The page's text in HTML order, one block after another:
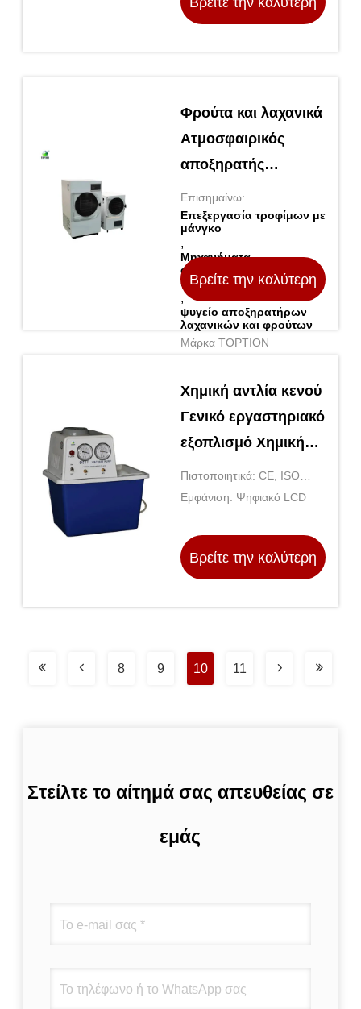
Φρούτα και λαχανικά
Ατμοσφαιρικός
αποξηρατής
κατάψυξης
Μηχανήματα
μάνγκο
Επισημαίνω:
Επεξεργασία τροφίμων με
μάνγκο
,
Μηχανήματα
αποξηρατήρων ψύξης
υπό κενό
,
ψυγείο αποξηρατήρων
λαχανικών και φρούτων
Μάρκα TOPTION
Βρείτε την καλύτερη
τιμή
Χημική αντλία κενού
Γενικό εργαστηριακό
εξοπλισμό Χημική
αντλία
διαφράγματος
Πιστοποιητικά: CE, ISO
9001
Εμφάνιση: Ψηφιακό LCD
Βρείτε την καλύτερη
8 9 10 11
Στείλτε το αίτημά σας απευθείας σε
εμάς